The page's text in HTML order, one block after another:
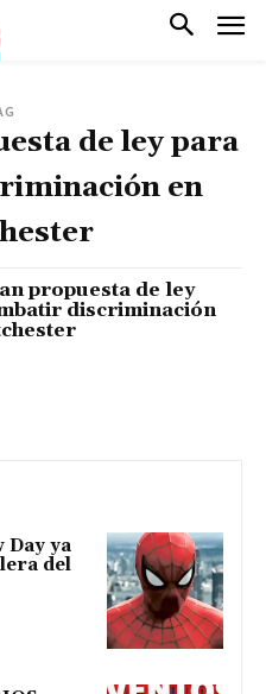
de ley para
en
propuesta de ley
discriminación
Day ya
del